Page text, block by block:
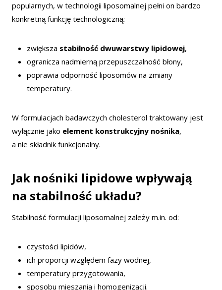
popularnych, w technologii liposomalnej pełni on bardzo
konkretną funkcję technologiczną:
zwiększa stabilność dwuwarstwy lipidowej,
ogranicza nadmierną przepuszczalność błony,
poprawia odporność liposomów na zmiany
temperatury.
W formulacjach badawczych cholesterol traktowany jest
wyłącznie jako element konstrukcyjny nośnika,
a nie składnik funkcjonalny.
Jak nośniki lipidowe wpływają
na stabilność układu?
Stabilność formulacji liposomalnej zależy m.in. od:
czystości lipidów,
ich proporcji względem fazy wodnej,
temperatury przygotowania,
sposobu mieszania i homogenizacji.